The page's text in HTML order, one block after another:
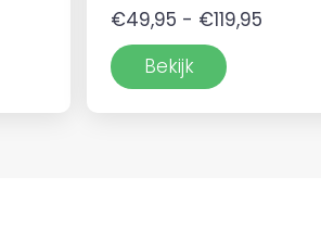
€49,95 - €119,95
Bekijk